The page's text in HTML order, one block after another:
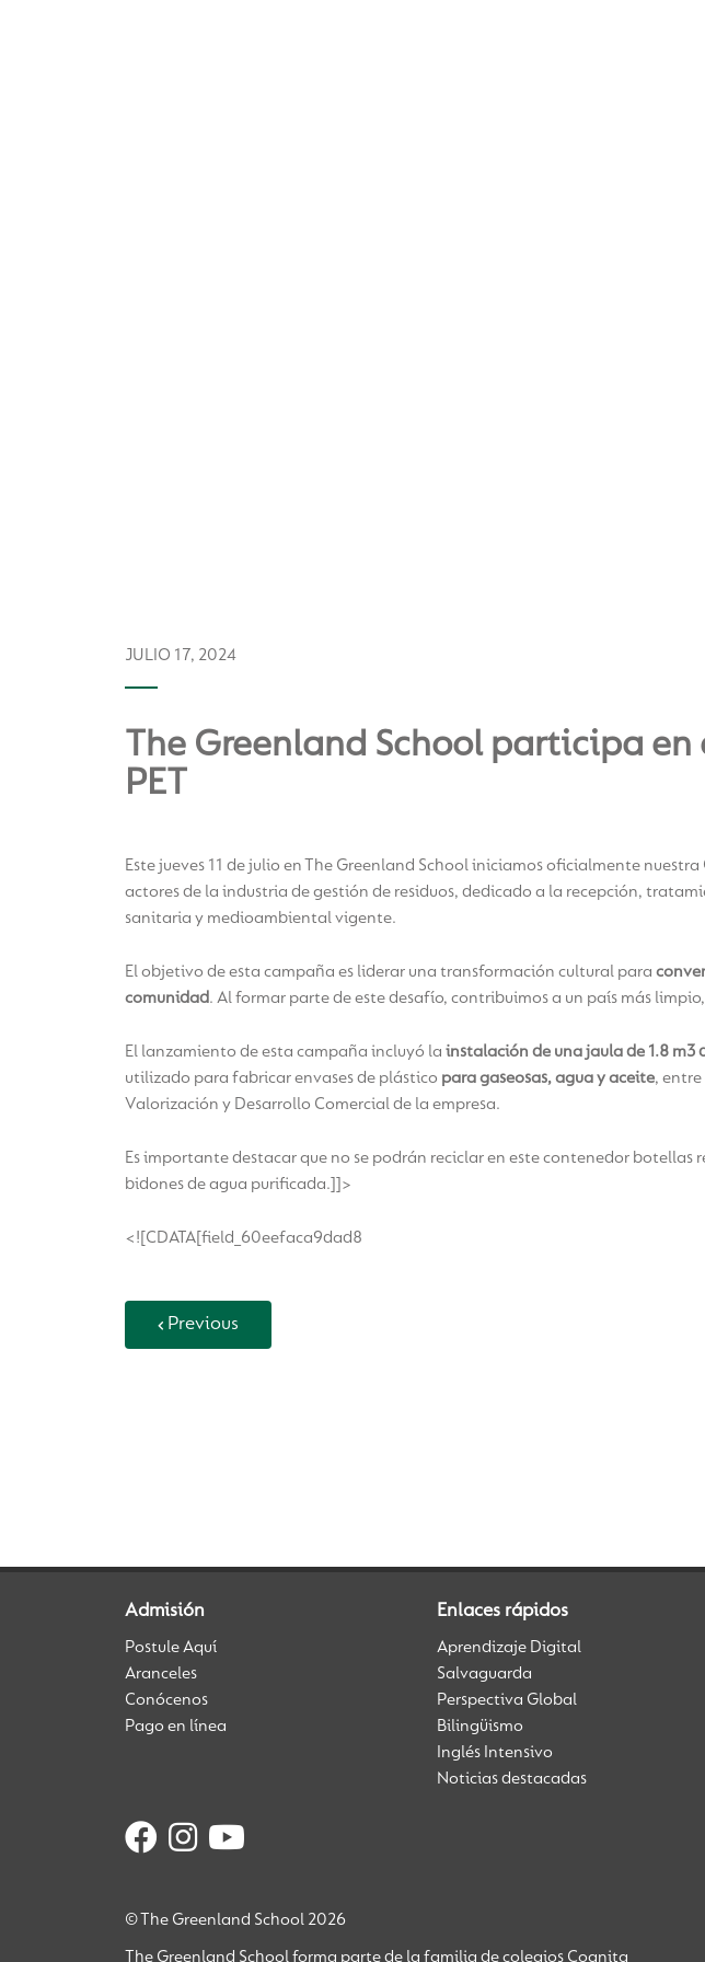
JULIO 17, 2024
The Greenland School participa
PET
Este jueves 11 de julio en The Greenland School iniciamos oficialmente nuestra
actores de la industria de gestión de residuos, dedicado a la recepción,
sanitaria y medioambiental vigente.
El objetivo de esta campaña es liderar una transformación cultural para
comunidad. Al formar parte de este desafío, contribuimos a un país más
El lanzamiento de esta campaña incluyó la instalación de una jaula de 1.8 m3
utilizado para fabricar envases de plástico para gaseosas, agua y aceite,
Valorización y Desarrollo Comercial de la empresa.
Es importante destacar que no se podrán reciclar en este contenedor
bidones de agua purificada.]]>
<![CDATA[field_60eefaca9dad8
Previous
Admisión
Postule Aquí
Aranceles
Conócenos
Pago en línea
Enlaces rápidos
Aprendizaje Digital
Salvaguarda
Perspectiva Global
Bilingüismo
Inglés Intensivo
Noticias destacadas
© The Greenland School 2026
The Greenland School forma parte de la familia de colegios Cognita